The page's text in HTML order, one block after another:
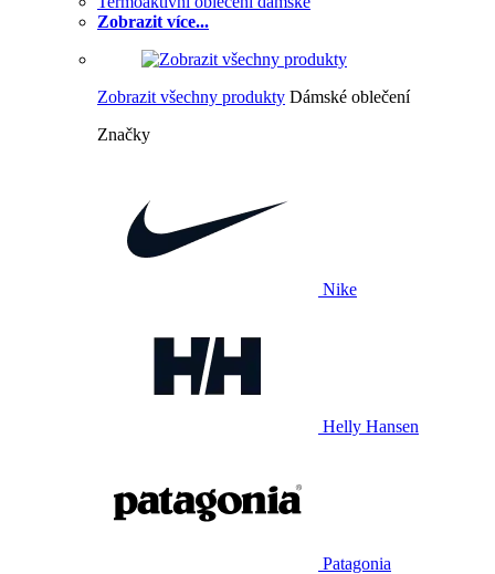
Zobrazit více...
Zobrazit všechny produkty Dámské oblečení
Značky
Nike
Helly Hansen
Patagonia